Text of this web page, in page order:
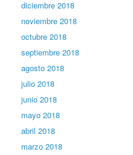
diciembre 2018
noviembre 2018
octubre 2018
septiembre 2018
agosto 2018
julio 2018
junio 2018
mayo 2018
abril 2018
marzo 2018